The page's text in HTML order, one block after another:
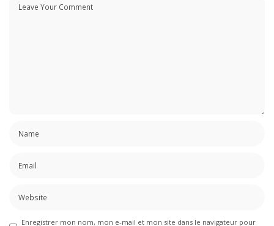
Enregistrer mon nom, mon e-mail et mon site dans le navigateur pour